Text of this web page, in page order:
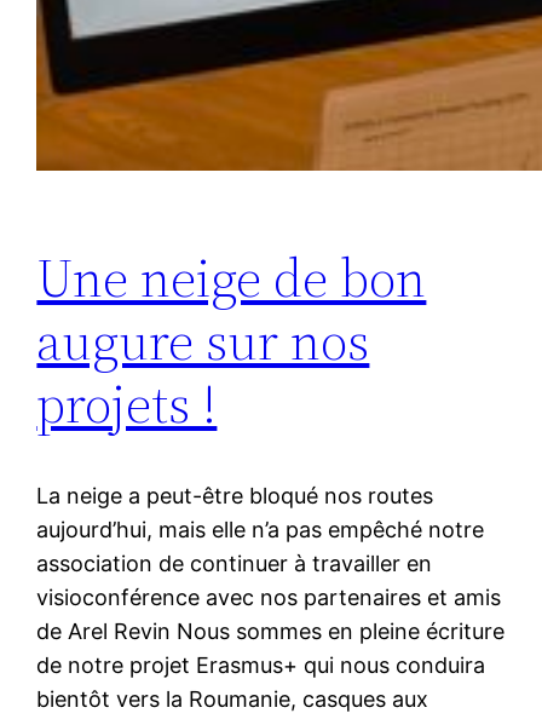
Une neige de bon
augure sur nos
projets !
La neige a peut-être bloqué nos routes
aujourd’hui, mais elle n’a pas empêché notre
association de continuer à travailler en
visioconférence avec nos partenaires et amis
de Arel Revin Nous sommes en pleine écriture
de notre projet Erasmus+ qui nous conduira
bientôt vers la Roumanie, casques aux